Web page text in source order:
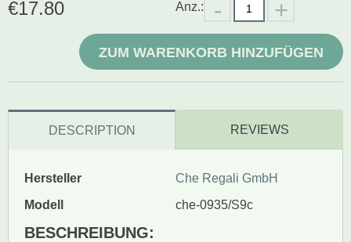
€17.80 Anz.:
ZUM WARENKORB HINZUFÜGEN
DESCRIPTION REVIEWS
Hersteller
Che Regali GmbH
Modell
che-0935/S9c
BESCHREIBUNG: